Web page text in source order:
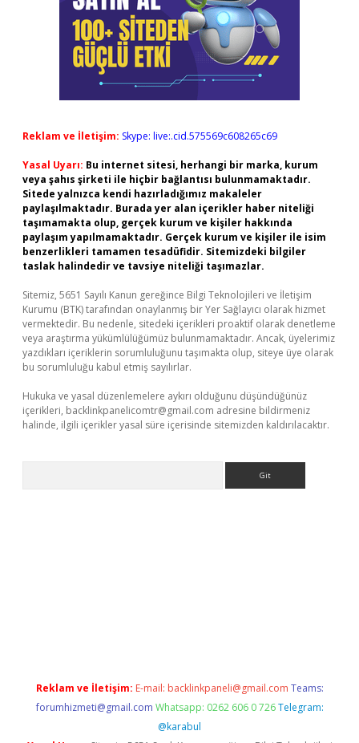
Reklam ve İletişim: Skype: live:.cid.575569c608265c69
Yasal Uyarı: Bu internet sitesi, herhangi bir marka, kurum
veya şahıs şirketi ile hiçbir bağlantısı bulunmamaktadır.
Sitede yalnızca kendi hazırladığımız makaleler
paylaşılmaktadır. Burada yer alan içerikler haber niteliği
taşımamakta olup, gerçek kurum ve kişiler hakkında
paylaşım yapılmamaktadır. Gerçek kurum ve kişiler ile isim
benzerlikleri tamamen tesadüfidir. Sitemizdeki bilgiler
taslak halindedir ve tavsiye niteliği taşımazlar.
Sitemiz, 5651 Sayılı Kanun gereğince Bilgi Teknolojileri ve İletişim
Kurumu (BTK) tarafından onaylanmış bir Yer Sağlayıcı olarak hizmet
vermektedir. Bu nedenle, sitedeki içerikleri proaktif olarak denetleme
veya araştırma yükümlülüğümüz bulunmamaktadır. Ancak, üyelerimiz
yazdıkları içeriklerin sorumluluğunu taşımakta olup, siteye üye olarak
bu sorumluluğu kabul etmiş sayılırlar.
Hukuka ve yasal düzenlemelere aykırı olduğunu düşündüğünüz
içerikleri, backlinkpanelicomtr@gmail.com adresine bildirmeniz
halinde, ilgili içerikler yasal süre içerisinde sitemizden kaldırılacaktır.
Reklam ve İletişim: E-mail: backlinkpaneli@gmail.com Teams:
forumhizmeti@gmail.com Whatsapp: 0262 606 0 726 Telegram:
@karabul